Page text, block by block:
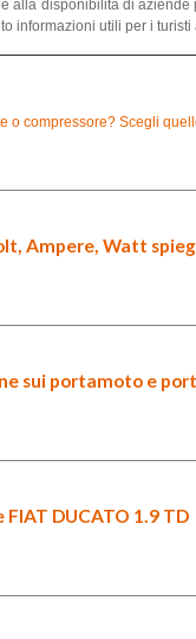
alla disponibilità di aziende
informazioni utili per i
o compressore? Scegli
Ampere, Watt
sui portamoto e
DUCATO 1.9 TD